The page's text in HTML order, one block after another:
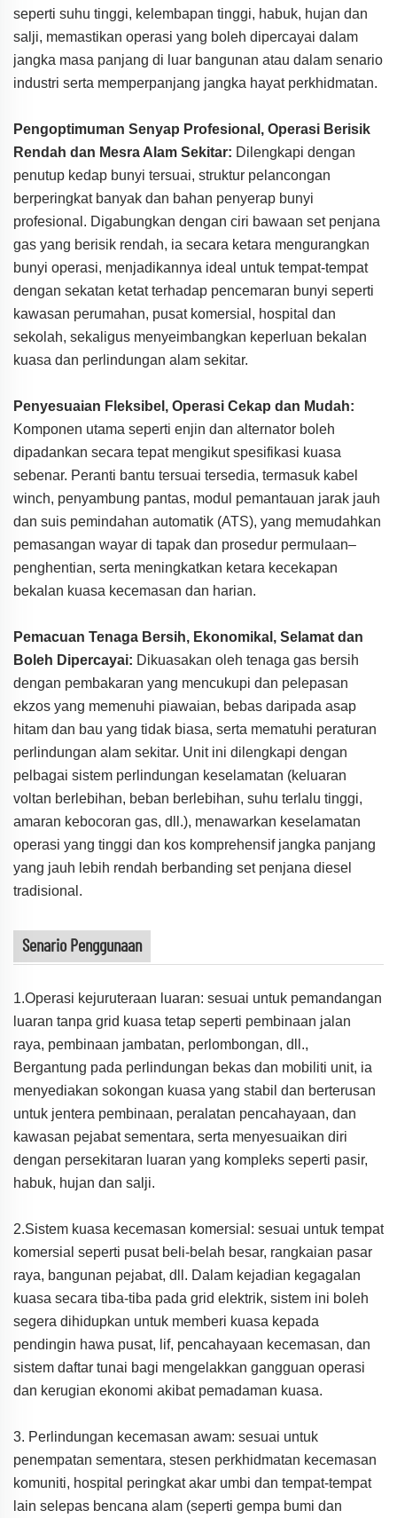
seperti suhu tinggi, kelembapan tinggi, habuk, hujan dan
salji, memastikan operasi yang boleh dipercayai dalam
jangka masa panjang di luar bangunan atau dalam senario
industri serta memperpanjang jangka hayat perkhidmatan.
Pengoptimuman Senyap Profesional, Operasi Berisik
Rendah dan Mesra Alam Sekitar: Dilengkapi dengan
penutup kedap bunyi tersuai, struktur pelancongan
berperingkat banyak dan bahan penyerap bunyi
profesional. Digabungkan dengan ciri bawaan set penjana
gas yang berisik rendah, ia secara ketara mengurangkan
bunyi operasi, menjadikannya ideal untuk tempat-tempat
dengan sekatan ketat terhadap pencemaran bunyi seperti
kawasan perumahan, pusat komersial, hospital dan
sekolah, sekaligus menyeimbangkan keperluan bekalan
kuasa dan perlindungan alam sekitar.
Penyesuaian Fleksibel, Operasi Cekap dan Mudah:
Komponen utama seperti enjin dan alternator boleh
dipadankan secara tepat mengikut spesifikasi kuasa
sebenar. Peranti bantu tersuai tersedia, termasuk kabel
winch, penyambung pantas, modul pemantauan jarak jauh
dan suis pemindahan automatik (ATS), yang memudahkan
pemasangan wayar di tapak dan prosedur permulaan–
penghentian, serta meningkatkan ketara kecekapan
bekalan kuasa kecemasan dan harian.
Pemacuan Tenaga Bersih, Ekonomikal, Selamat dan
Boleh Dipercayai: Dikuasakan oleh tenaga gas bersih
dengan pembakaran yang mencukupi dan pelepasan
ekzos yang memenuhi piawaian, bebas daripada asap
hitam dan bau yang tidak biasa, serta mematuhi peraturan
perlindungan alam sekitar. Unit ini dilengkapi dengan
pelbagai sistem perlindungan keselamatan (keluaran
voltan berlebihan, beban berlebihan, suhu terlalu tinggi,
amaran kebocoran gas, dll.), menawarkan keselamatan
operasi yang tinggi dan kos komprehensif jangka panjang
yang jauh lebih rendah berbanding set penjana diesel
tradisional.
Senario Penggunaan
1.Operasi kejuruteraan luaran: sesuai untuk pemandangan
luaran tanpa grid kuasa tetap seperti pembinaan jalan
raya, pembinaan jambatan, perlombongan, dll.,
Bergantung pada perlindungan bekas dan mobiliti unit, ia
menyediakan sokongan kuasa yang stabil dan berterusan
untuk jentera pembinaan, peralatan pencahayaan, dan
kawasan pejabat sementara, serta menyesuaikan diri
dengan persekitaran luaran yang kompleks seperti pasir,
habuk, hujan dan salji.
2.Sistem kuasa kecemasan komersial: sesuai untuk tempat
komersial seperti pusat beli-belah besar, rangkaian pasar
raya, bangunan pejabat, dll. Dalam kejadian kegagalan
kuasa secara tiba-tiba pada grid elektrik, sistem ini boleh
segera dihidupkan untuk memberi kuasa kepada
pendingin hawa pusat, lif, pencahayaan kecemasan, dan
sistem daftar tunai bagi mengelakkan gangguan operasi
dan kerugian ekonomi akibat pemadaman kuasa.
3. Perlindungan kecemasan awam: sesuai untuk
penempatan sementara, stesen perkhidmatan kecemasan
komuniti, hospital peringkat akar umbi dan tempat-tempat
lain selepas bencana alam (seperti gempa bumi dan